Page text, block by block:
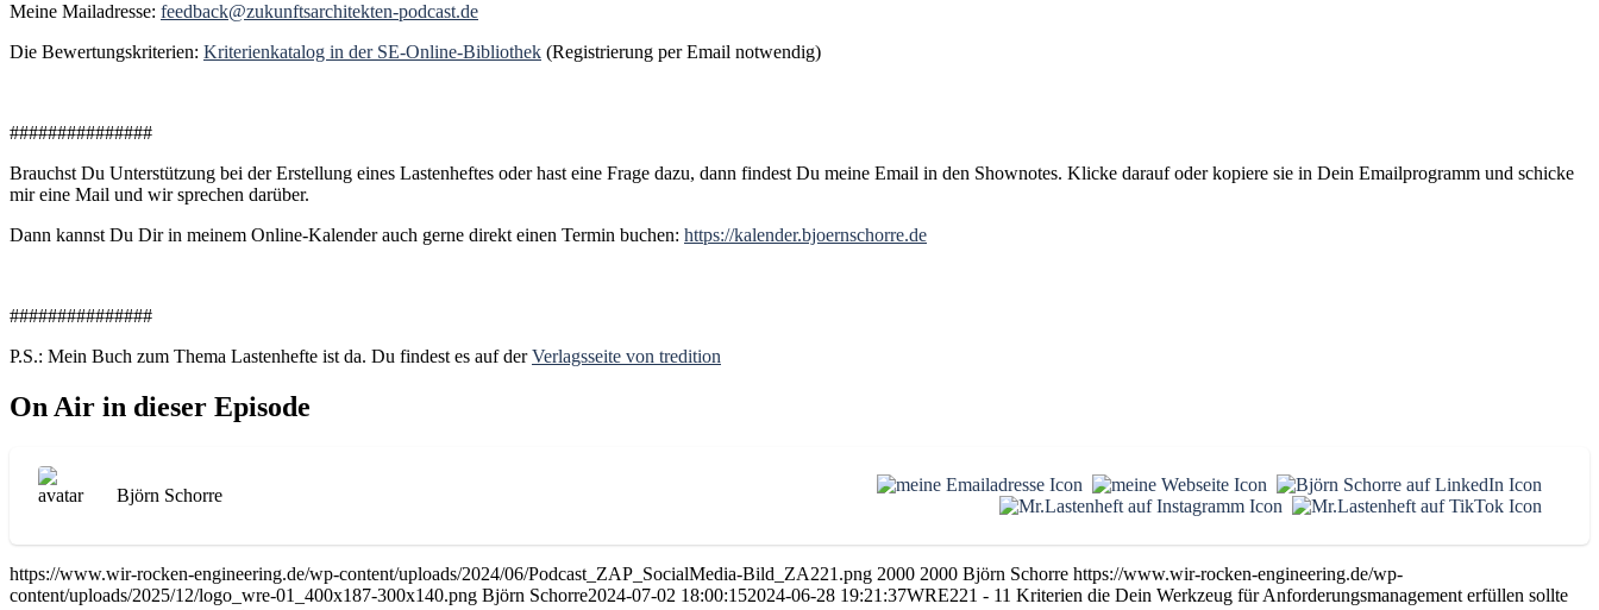
Meine Mailadresse: feedback@zukunftsarchitekten-podcast.de
Die Bewertungskriterien: Kriterienkatalog in der SE-Online-Bibliothek (Registrierung per Email notwendig)
###############
Brauchst Du Unterstützung bei der Erstellung eines Lastenheftes oder hast eine Frage dazu, dann findest Du meine Email in den Shownotes. Klicke darauf oder kopiere sie in Dein Emailprogramm und schicke
mir eine Mail und wir sprechen darüber.
Dann kannst Du Dir in meinem Online-Kalender auch gerne direkt einen Termin buchen: https://kalender.bjoernschorre.de
###############
P.S.: Mein Buch zum Thema Lastenhefte ist da. Du findest es auf derVerlagsseite von tredition
On Air in dieser Episode
Björn Schorre
https://www.wir-rocken-engineering.de/wp-content/uploads/2024/06/Podcast_ZAP_SocialMedia-Bild_ZA221.png 2000 2000 Björn Schorre https://www.wir-rocken-engineering.de/wp-
content/uploads/2025/12/logo_wre-01_400x187-300x140.png Björn Schorre2024-07-02 18:00:152024-06-28 19:21:37WRE221 - 11 Kriterien die Dein Werkzeug für Anforderungsmanagement erfüllen sollte